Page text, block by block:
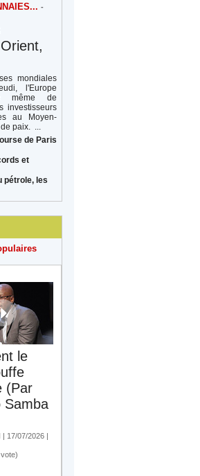
-
mondiales
l'Europe
même de
investisseurs
au Moyen-
paix. ...
de Paris
et
pétrole, les
le
(Par
Samba
| 17/07/2026 |